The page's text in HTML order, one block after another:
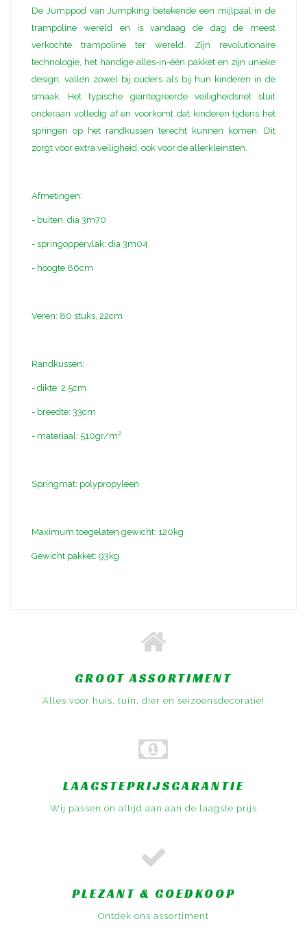
De Jumppod van Jumpking betekende een mijlpaal in de
trampoline wereld en is vandaag de dag de meest
verkochte trampoline ter wereld. Zijn revolutionaire
technologie, het handige alles-in-één pakket en zijn unieke
design, vallen zowel bij ouders als bij hun kinderen in de
smaak. Het typische geïntegreerde veiligheidsnet sluit
onderaan volledig af en voorkomt dat kinderen tijdens het
springen op het randkussen terecht kunnen komen. Dit
zorgt voor extra veiligheid, ook voor de allerkleinsten.
Afmetingen:
- buiten: dia 3m70
- springoppervlak: dia 3m04
- hoogte 86cm
Veren: 80 stuks, 22cm
Randkussen:
- dikte: 2.5cm
- breedte: 33cm
- materiaal: 510gr/m²
Springmat: polypropyleen
Maximum toegelaten gewicht: 120kg
Gewicht pakket: 93kg
GROOT ASSORTIMENT
Alles voor huis, tuin, dier en seizoensdecoratie!
LAAGSTEPRIJSGARANTIE
Wij passen on altijd aan aan de laagste prijs
PLEZANT & GOEDKOOP
Ontdek ons assortiment